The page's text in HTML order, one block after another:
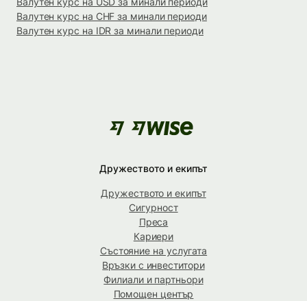
Валутен курс на CHF за минали периоди
Валутен курс на IDR за минали периоди
Дружеството и екипът
Дружеството и екипът
Сигурност
Преса
Кариери
Състояние на услугата
Връзки с инвеститори
Филиали и партньори
Помощен център